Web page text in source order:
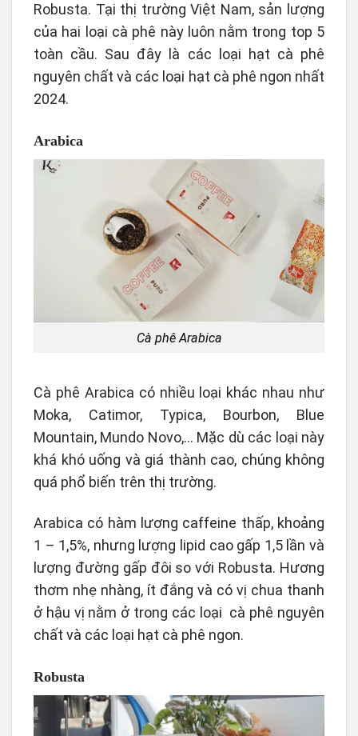
Robusta. Tại thị trường Việt Nam, sản lượng
của hai loại cà phê này luôn nằm trong top 5
toàn cầu. Sau đây là các loại hạt cà phê
nguyên chất và các loại hạt cà phê ngon nhất
2024.
Arabica
Cà phê Arabica
Cà phê Arabica có nhiều loại khác nhau như
Moka, Catimor, Typica, Bourbon, Blue
Mountain, Mundo Novo,… Mặc dù các loại này
khá khó uống và giá thành cao, chúng không
quá phổ biến trên thị trường.
Arabica có hàm lượng caffeine thấp, khoảng
1 – 1,5%, nhưng lượng lipid cao gấp 1,5 lần và
lượng đường gấp đôi so với Robusta. Hương
thơm nhẹ nhàng, ít đắng và có vị chua thanh
ở hậu vị nằm ở trong các loại cà phê nguyên
chất và các loại hạt cà phê ngon.
Robusta